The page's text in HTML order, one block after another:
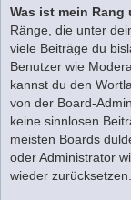
Was ist mein
Ränge, die unter
viele Beiträge du
Benutzer wie
kannst du den
von der Board-
keine sinnlosen
meisten Boards
oder Administrator
wieder zurücksetzen.